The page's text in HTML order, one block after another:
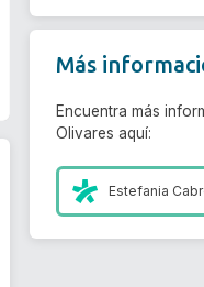
Más
Encuentra más
Olivares aquí:
Estefania